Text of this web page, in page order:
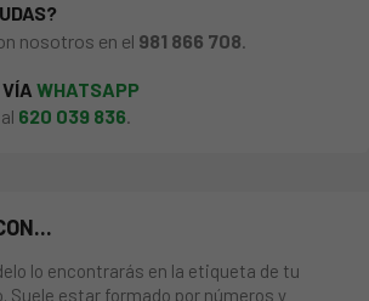
nosotros en el 981 866 708
WHATSAPP
620 039 836.
lo encontrarás en la etiqueta de tu
Suele estar formado por números y